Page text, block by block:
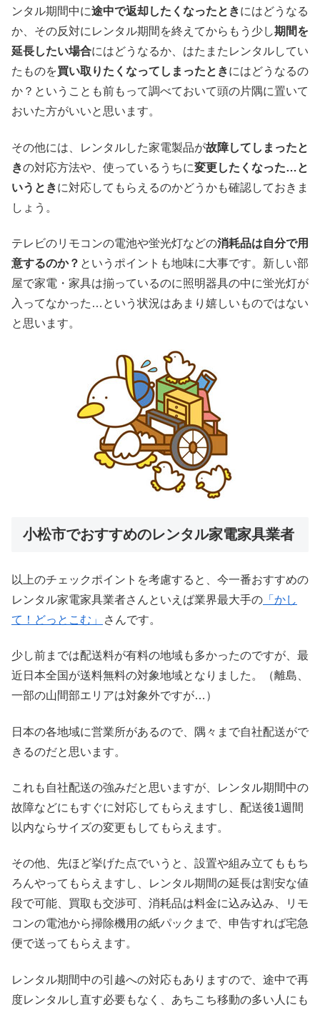
ンタル期間中に途中で返却したくなったときにはどうなる
か、その反対にレンタル期間を終えてからもう少し期間を
延長したい場合にはどうなるか、はたまたレンタルしてい
たものを買い取りたくなってしまったときにはどうなるの
か？ということも前もって調べておいて頭の片隅に置いて
おいた方がいいと思います。
その他には、レンタルした家電製品が故障してしまったと
きの対応方法や、使っているうちに変更したくなった…と
いうときに対応してもらえるのかどうかも確認しておきま
しょう。
テレビのリモコンの電池や蛍光灯などの消耗品は自分で用
意するのか？ というポイントも地味に大事です。新しい部
屋で家電・家具は揃っているのに照明器具の中に蛍光灯が
入ってなかった…という状況はあまり嬉しいものではない
と思います。
小松市でおすすめのレンタル家電家具業者
以上のチェックポイントを考慮すると、今一番おすすめの
レンタル家電家具業者さんといえば業界最大手の 「かし
て！どっとこむ」
さんです。
少し前までは配送料が有料の地域も多かったのですが、最
近日本全国が送料無料の対象地域となりました。（離島、
一部の山間部エリアは対象外ですが…）
日本の各地域に営業所があるので、隅々まで自社配送がで
きるのだと思います。
これも自社配送の強みだと思いますが、レンタル期間中の
故障などにもすぐに対応してもらえますし、配送後1週間
以内ならサイズの変更もしてもらえます。
その他、先ほど挙げた点でいうと、設置や組み立てももち
ろんやってもらえますし、レンタル期間の延長は割安な値
段で可能、買取も交渉可、消耗品は料金に込み込み、リモ
コンの電池から掃除機用の紙パックまで、申告すれば宅急
便で送ってもらえます。
レンタル期間中の引越への対応もありますので、途中で再
度レンタルし直す必要もなく、あちこち移動の多い人にも